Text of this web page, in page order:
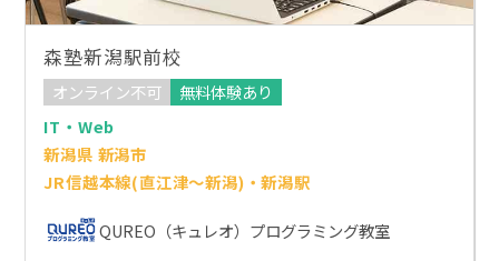
森塾新潟駅前校
オンライン不可
無料体験あり
IT・Web
新潟県 新潟市
JR信越本線(直江津～新潟)・新潟駅
QUREO（キュレオ）プログラミング教室